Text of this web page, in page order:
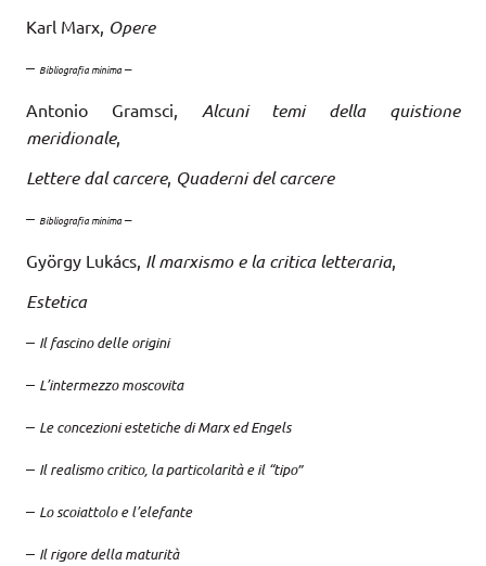
Karl Marx, Opere
– Bibliografia minima–
Antonio Gramsci, Alcuni temi della quistione
meridionale,
Lettere dal carcere, Quaderni del carcere
– Bibliografia minima–
György Lukács, Il marxismo e la critica letteraria,
Estetica
– Il fascino delle origini
– L’intermezzo moscovita
– Le concezioni estetiche di Marx ed Engels
– Il realismo critico, la particolarità e il “tipo”
– Lo scoiattolo e l’elefante
– Il rigore della maturità